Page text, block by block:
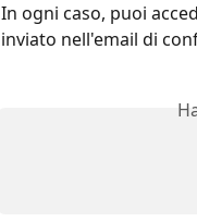
In ogni caso, puoi
inviato nell'email di